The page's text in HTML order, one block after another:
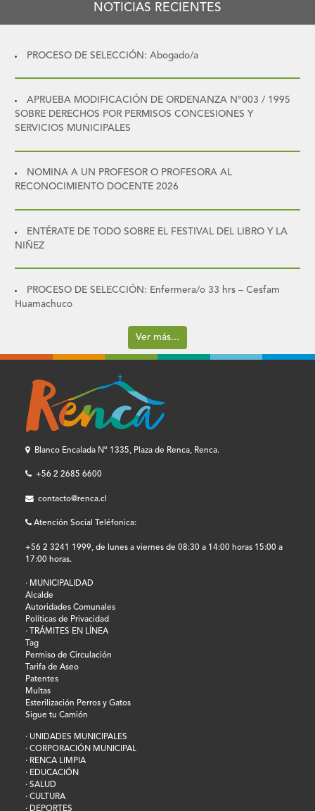
NOTICIAS RECIENTES
PROCESO DE SELECCIÓN: Abogado/a
APRUEBA MODIFICACIÓN DE ORDENANZA N°003 / 1995
SOBRE DERECHOS POR PERMISOS CONCESIONES Y
SERVICIOS MUNICIPALES
NOMINA A UN PROFESOR O PROFESORA AL
RECONOCIMIENTO DOCENTE 2026
ENTÉRATE DE TODO SOBRE EL FESTIVAL DEL LIBRO Y LA
NIÑEZ
PROCESO DE SELECCIÓN: Enfermera/o 33 hrs – Cesfam
Huamachuco
Ver más...
Blanco Encalada Nº 1335, Plaza de Renca, Renca.
+56 2 2685 6600
contacto@renca.cl
Atención Social Teléfonica:
+56 2 3241 1999, de lunes a viernes de 08:30 a 14:00 horas 15:00 a
17:00 horas.
· MUNICIPALIDAD
Alcalde
Autoridades Comunales
Políticas de Privacidad
· TRÁMITES EN LÍNEA
Tag
Permiso de Circulación
Tarifa de Aseo
Patentes
Multas
Esterilización Perros y Gatos
Sigue tu Camión
· UNIDADES MUNICIPALES
· CORPORACIÓN MUNICIPAL
· RENCA LIMPIA
· EDUCACIÓN
· SALUD
· CULTURA
· DEPORTES